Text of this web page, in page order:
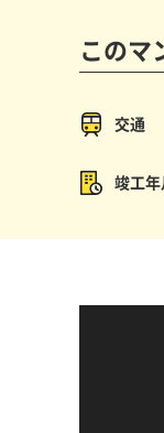
このマ
交通
竣工年